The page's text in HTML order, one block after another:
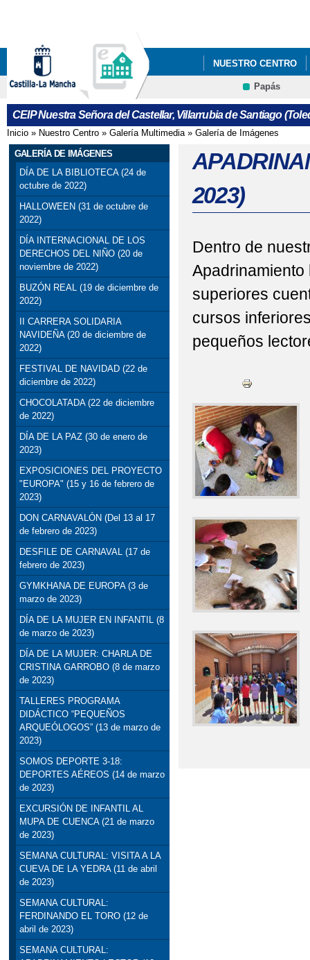
NUESTRO CENTRO
INFÓRMATE
Papás
CEIP Nuestra Señora del Castellar, Villarrubia de Santiago
Se encuentra usted aquí
Inicio » Nuestro Centro » Galería Multimedia» Galería de Imágenes
GALERÍA DE IMÁGENES
DÍA DE LA BIBLIOTECA (24 de
octubre de 2022)
HALLOWEEN (31 de octubre de
2022)
DÍA INTERNACIONAL DE LOS
DERECHOS DEL NIÑO (20 de
noviembre de 2022)
BUZÓN REAL (19 de diciembre de
2022)
II CARRERA SOLIDARIA
NAVIDEÑA (20 de diciembre de
2022)
FESTIVAL DE NAVIDAD (22 de
diciembre de 2022)
CHOCOLATADA (22 de diciembre
de 2022)
DÍA DE LA PAZ (30 de enero de
2023)
EXPOSICIONES DEL PROYECTO
"EUROPA" (15 y 16 de febrero de
2023)
DON CARNAVALÓN (Del 13 al 17
de febrero de 2023)
DESFILE DE CARNAVAL (17 de
febrero de 2023)
GYMKHANA DE EUROPA (3 de
marzo de 2023)
DÍA DE LA MUJER EN INFANTIL (8
de marzo de 2023)
DÍA DE LA MUJER: CHARLA DE
CRISTINA GARROBO (8 de marzo
de 2023)
TALLERES PROGRAMA
DIDÁCTICO “PEQUEÑOS
ARQUEÓLOGOS” (13 de marzo de
2023)
SOMOS DEPORTE 3-18:
DEPORTES AÉREOS (14 de marzo
de 2023)
EXCURSIÓN DE INFANTIL AL
MUPA DE CUENCA (21 de marzo
de 2023)
SEMANA CULTURAL: VISITA A LA
CUEVA DE LA YEDRA (11 de abril
de 2023)
SEMANA CULTURAL:
FERDINANDO EL TORO (12 de
abril de 2023)
SEMANA CULTURAL:
2023)
Dentro de
superiores
cursos
pequeños